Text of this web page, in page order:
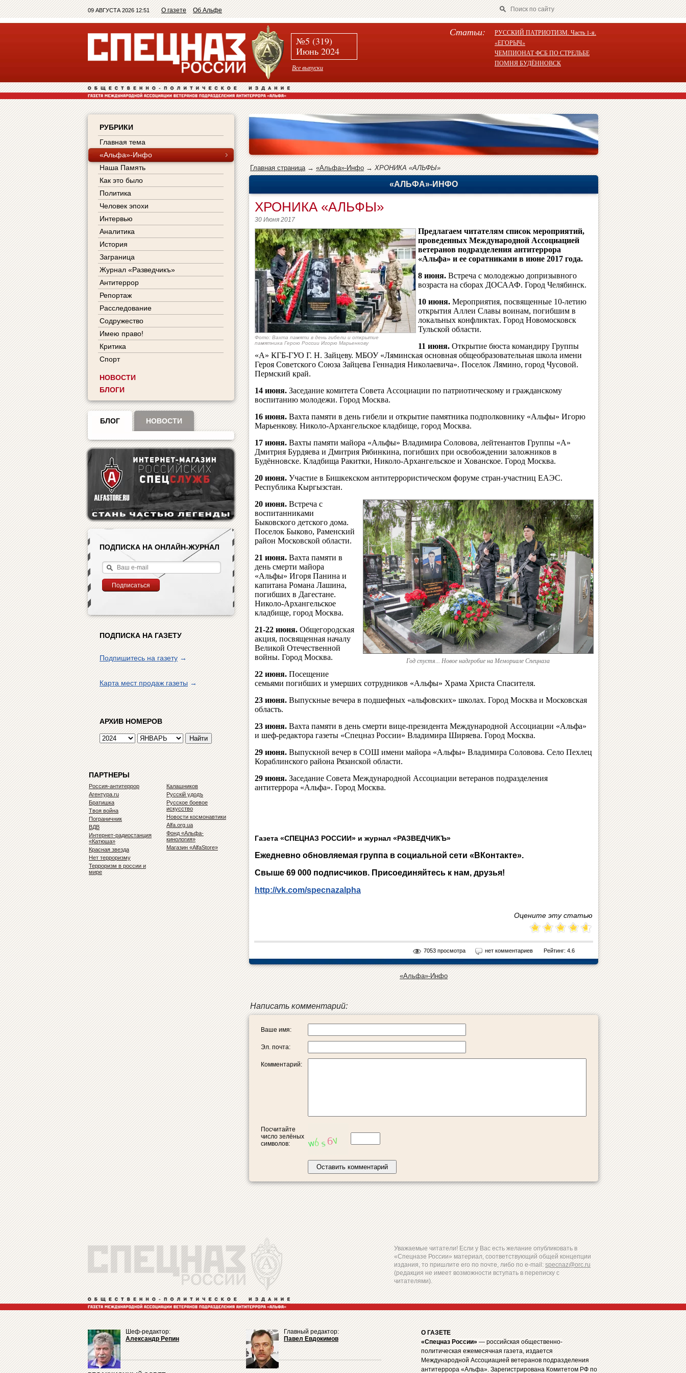
09 АВГУСТА 2026 12:51 О газете Об Альфе
№5 (319)
Июнь 2024
Все выпуски
Статьи:
РУССКИЙ ПАТРИОТИЗМ. Часть 1-я.
«ЕГОРЫЧ»
ЧЕМПИОНАТ ФСБ ПО СТРЕЛЬБЕ
ПОМНЯ БУДЁННОВСК
РУБРИКИ
Главная тема
«Альфа»-Инфо
Наша Память
Как это было
Политика
Человек эпохи
Интервью
Аналитика
История
Заграница
Журнал «Разведчикъ»
Антитеррор
Репортаж
Расследование
Содружество
Имею право!
Критика
Спорт
НОВОСТИ
БЛОГИ
БЛОГ НОВОСТИ
ПОДПИСКА НА ОНЛАЙН-ЖУРНАЛ
ПОДПИСКА НА ГАЗЕТУ
Подпишитесь на газету→
Карта мест продаж газеты→
АРХИВ НОМЕРОВ
ПАРТНЕРЫ
Россия-антитеррор
Агентура.ru
Братишка
Твоя война
Пограничник
ВДВ
Интернет-радиостанция
«Катюша»
Красная звезда
Нет терроризму
Терроризм в россии и
мире
Калашников
Русскiй удодъ
Русское боевое
искусство
Новости космонавтики
Alfa.org.ua
Фонд «Альфа-
кинология»
Магазин «AlfaStore»
Главная страница→«Альфа»-Инфо→ХРОНИКА «АЛЬФЫ»
«АЛЬФА»-ИНФО
ХРОНИКА «АЛЬФЫ»
30 Июня 2017
Фото: Вахта памяти в день гибели и открытие
памятника Герою России Игорю Марьенкову
Предлагаем читателям список мероприятий,
проведенных Международной Ассоциацией
ветеранов подразделения антитеррора
«Альфа» и ее соратниками в июне 2017 года.
8 июня. Встреча с молодежью допризывного
возраста на сборах ДОСААФ. Город Челябинск.
10 июня. Мероприятия, посвященные 10-летию
открытия Аллеи Славы воинам, погибшим в
локальных конфликтах. Город Новомосковск
Тульской области.
11 июня. Открытие бюста командиру Группы
«А» КГБ-ГУО Г. Н. Зайцеву. МБОУ «Ляминская основная общеобразовательная школа имени
Героя Советского Союза Зайцева Геннадия Николаевича». Поселок Лямино, город Чусовой.
Пермский край.
14 июня. Заседание комитета Совета Ассоциации по патриотическому и гражданскому
воспитанию молодежи. Город Москва.
16 июня. Вахта памяти в день гибели и открытие памятника подполковнику «Альфы» Игорю
Марьенкову. Николо-Архангельское кладбище, город Москва.
17 июня. Вахты памяти майора «Альфы» Владимира Соловова, лейтенантов Группы «А»
Дмитрия Бурдяева и Дмитрия Рябинкина, погибших при освобождении заложников в
Будённовске. Кладбища Ракитки, Николо-Архангельское и Хованское. Город Москва.
20 июня. Участие в Бишкекском антитеррористическом форуме стран-участниц ЕАЭС.
Республика Кыргызстан.
Год спустя... Новое надгробие на Мемориале Спецназа
20 июня. Встреча с
воспитанниками
Быковского детского дома.
Поселок Быково, Раменский
район Московской области.
21 июня. Вахта памяти в
день смерти майора
«Альфы» Игоря Панина и
капитана Романа Лашина,
погибших в Дагестане.
Николо-Архангельское
кладбище, город Москва.
21-22 июня. Общегородская
акция, посвященная началу
Великой Отечественной
войны. Город Москва.
22 июня. Посещение
семьями погибших и умерших сотрудников «Альфы» Храма Христа Спасителя.
23 июня. Выпускные вечера в подшефных «альфовских» школах. Город Москва и Московская
область.
23 июня. Вахта памяти в день смерти вице-президента Международной Ассоциации «Альфа»
и шеф-редактора газеты «Спецназ России» Владимира Ширяева. Город Москва.
29 июня. Выпускной вечер в СОШ имени майора «Альфы» Владимира Соловова. Село Пехлец
Кораблинского района Рязанской области.
29 июня. Заседание Совета Международной Ассоциации ветеранов подразделения
антитеррора «Альфа». Город Москва.
Газета «СПЕЦНАЗ РОССИИ» и журнал «РАЗВЕДЧИКЪ»
Ежедневно обновляемая группа в социальной сети «ВКонтакте».
Свыше 69 000 подписчиков. Присоединяйтесь к нам, друзья!
http://vk.com/specnazalpha
Оцените эту статью
7053 просмотра нет комментариев Рейтинг: 4.6
«Альфа»-Инфо
Написать комментарий:
Ваше имя:
Эл. почта:
Комментарий:
Посчитайте
число зелёных
символов:
Уважаемые читатели! Если у Вас есть желание опубликовать в
«Спецназе России» материал, соответствующий общей концепции
издания, то пришлите его по почте, либо по e-mail:specnaz@orc.ru
(редакция не имеет возможности вступать в переписку с
читателями).
Шеф-редактор:
Александр Репин
Главный редактор:
Павел Евдокимов
О ГАЗЕТЕ
«Спецназ России» — российская общественно-
политическая ежемесячная газета, издается
Международной Ассоциацией ветеранов подразделения
антитеррора «Альфа». Зарегистрирована Комитетом РФ по